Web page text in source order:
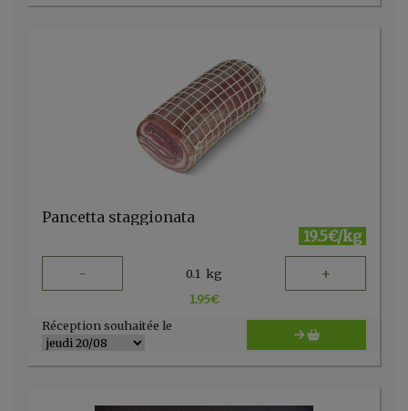
Pancetta staggionata
19.5€/kg
- 0.1 kg +
1.95€
Réception souhaitée le